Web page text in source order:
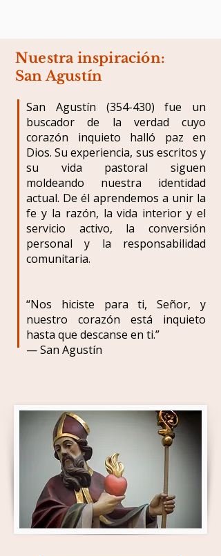
Nuestra inspiración:
San Agustín
San Agustín (354-430) fue un
buscador de la verdad cuyo
corazón inquieto halló paz en
Dios. Su experiencia, sus escritos y
su vida pastoral siguen
moldeando nuestra identidad
actual. De él aprendemos a unir la
fe y la razón, la vida interior y el
servicio activo, la conversión
personal y la responsabilidad
comunitaria.
“Nos hiciste para ti, Señor, y
nuestro corazón está inquieto
hasta que descanse en ti.”
— San Agustín